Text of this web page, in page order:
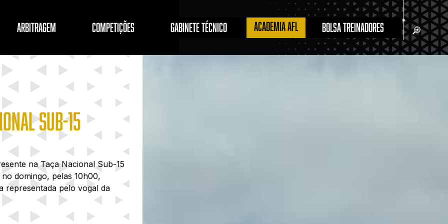
ARBITRAGEM COMPETIÇÕES GABINETE TÉCNICO ACADEMIA AFL BOLSA TREINADORES
SUB-15
na Taça Nacional Sub-15
domingo, pelas 10h00,
representada pelo vogal da